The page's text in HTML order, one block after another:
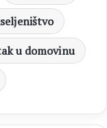
u domovinu